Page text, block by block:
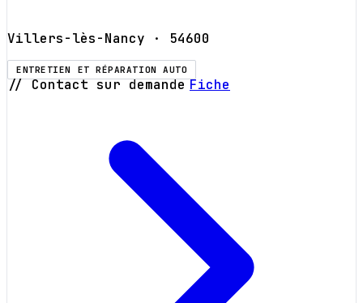
Villers-lès-Nancy · 54600
ENTRETIEN ET RÉPARATION AUTO
// Contact sur demande Fiche